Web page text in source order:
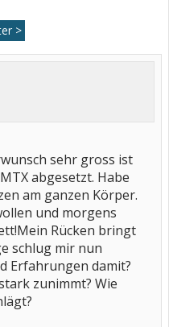
>
sehr gross ist
abgesetzt. Habe
am ganzen Körper.
und morgens
Rücken bringt
schlug mir nun
Erfahrungen damit?
zunimmt? Wie